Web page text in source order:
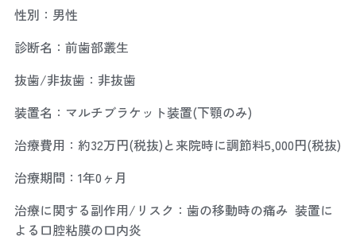
性別：男性
診断名：前歯部叢生
抜歯/非抜歯：非抜歯
装置名：マルチブラケット装置(下顎のみ)
治療費用：約32万円(税抜)と来院時に調節料5,000円(税抜)
治療期間：1年0ヶ月
治療に関する副作用/リスク：歯の移動時の痛み 装置に
よる口腔粘膜の口内炎